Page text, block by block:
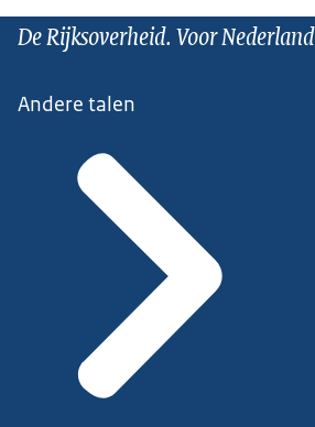
De Rijksoverheid. Voor Nederland
Andere talen